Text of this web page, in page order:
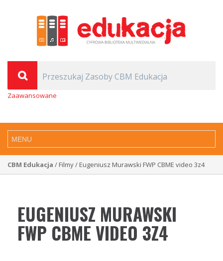
Zaawansowane
CBM Edukacja / Filmy / Eugeniusz Murawski FWP CBME video 3z4
EUGENIUSZ MURAWSKI
FWP CBME VIDEO 3Z4